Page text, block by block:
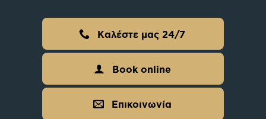
Καλέστε μας 24/7
Book online
Επικοινωνία